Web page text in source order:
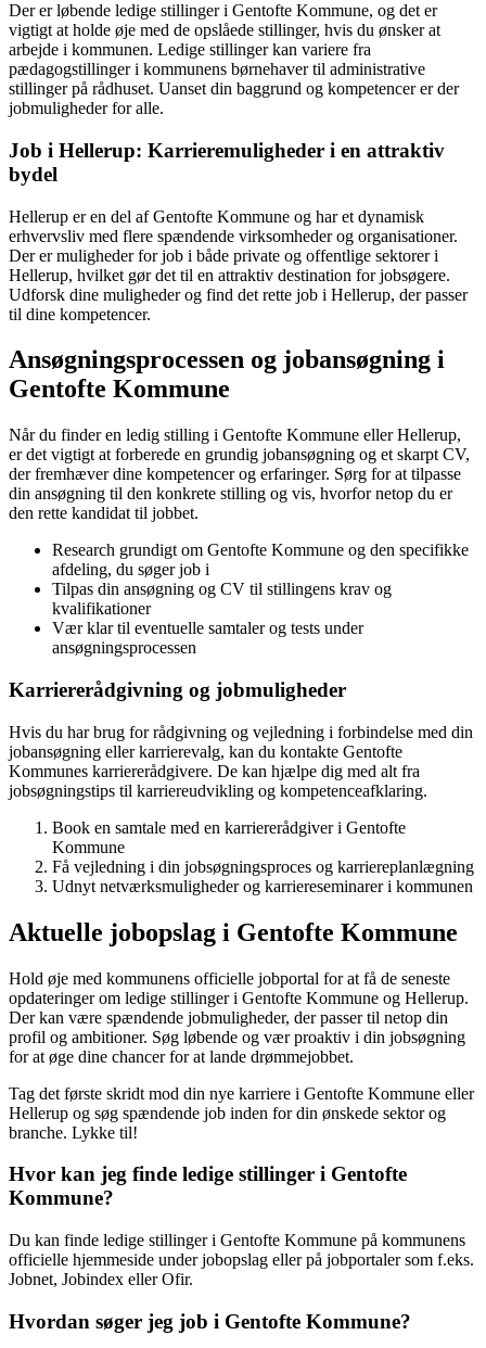
Der er løbende ledige stillinger i Gentofte Kommune, og det er
vigtigt at holde øje med de opslåede stillinger, hvis du ønsker at
arbejde i kommunen. Ledige stillinger kan variere fra
pædagogstillinger i kommunens børnehaver til administrative
stillinger på rådhuset. Uanset din baggrund og kompetencer er der
jobmuligheder for alle.
Job i Hellerup: Karrieremuligheder i en attraktiv
bydel
Hellerup er en del af Gentofte Kommune og har et dynamisk
erhvervsliv med flere spændende virksomheder og organisationer.
Der er muligheder for job i både private og offentlige sektorer i
Hellerup, hvilket gør det til en attraktiv destination for jobsøgere.
Udforsk dine muligheder og find det rette job i Hellerup, der passer
til dine kompetencer.
Ansøgningsprocessen og jobansøgning i
Gentofte Kommune
Når du finder en ledig stilling i Gentofte Kommune eller Hellerup,
er det vigtigt at forberede en grundig jobansøgning og et skarpt CV,
der fremhæver dine kompetencer og erfaringer. Sørg for at tilpasse
din ansøgning til den konkrete stilling og vis, hvorfor netop du er
den rette kandidat til jobbet.
Research grundigt om Gentofte Kommune og den specifikke
afdeling, du søger job i
Tilpas din ansøgning og CV til stillingens krav og
kvalifikationer
Vær klar til eventuelle samtaler og tests under
ansøgningsprocessen
Karriererådgivning og jobmuligheder
Hvis du har brug for rådgivning og vejledning i forbindelse med din
jobansøgning eller karrierevalg, kan du kontakte Gentofte
Kommunes karriererådgivere. De kan hjælpe dig med alt fra
jobsøgningstips til karriereudvikling og kompetenceafklaring.
Book en samtale med en karriererådgiver i Gentofte
Kommune
Få vejledning i din jobsøgningsproces og karriereplanlægning
Udnyt netværksmuligheder og karriereseminarer i kommunen
Aktuelle jobopslag i Gentofte Kommune
Hold øje med kommunens officielle jobportal for at få de seneste
opdateringer om ledige stillinger i Gentofte Kommune og Hellerup.
Der kan være spændende jobmuligheder, der passer til netop din
profil og ambitioner. Søg løbende og vær proaktiv i din jobsøgning
for at øge dine chancer for at lande drømmejobbet.
Tag det første skridt mod din nye karriere i Gentofte Kommune eller
Hellerup og søg spændende job inden for din ønskede sektor og
branche. Lykke til!
Hvor kan jeg finde ledige stillinger i Gentofte
Kommune?
Du kan finde ledige stillinger i Gentofte Kommune på kommunens
officielle hjemmeside under jobopslag eller på jobportaler som f.eks.
Jobnet, Jobindex eller Ofir.
Hvordan søger jeg job i Gentofte Kommune?